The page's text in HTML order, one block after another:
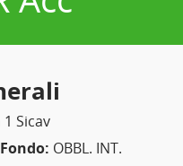
Sicav
OBBL. INT.